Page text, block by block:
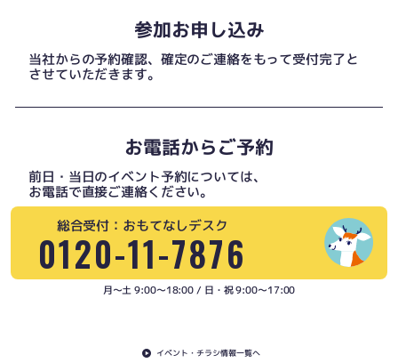
参加お申し込み
当社からの予約確認、確定のご連絡をもって受付完了と
させていただきます。
お電話からご予約
前日・当日のイベント予約については、
お電話で直接ご連絡ください。
総合受付：おもてなしデスク
0120-11-7876
月〜土 9:00〜18:00 / 日・祝 9:00〜17:00
イベント・チラシ情報一覧へ